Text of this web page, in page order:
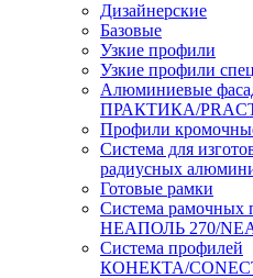
Дизайнерские
Базовые
Узкие профили
Узкие профили
Алюминиевые
ПРАКТИКА/
Профили
Система для
радиусных
Готовые рамки
Система рамочных
НЕАПОЛЬ 270/
Система профилей
КОНЕКТА/